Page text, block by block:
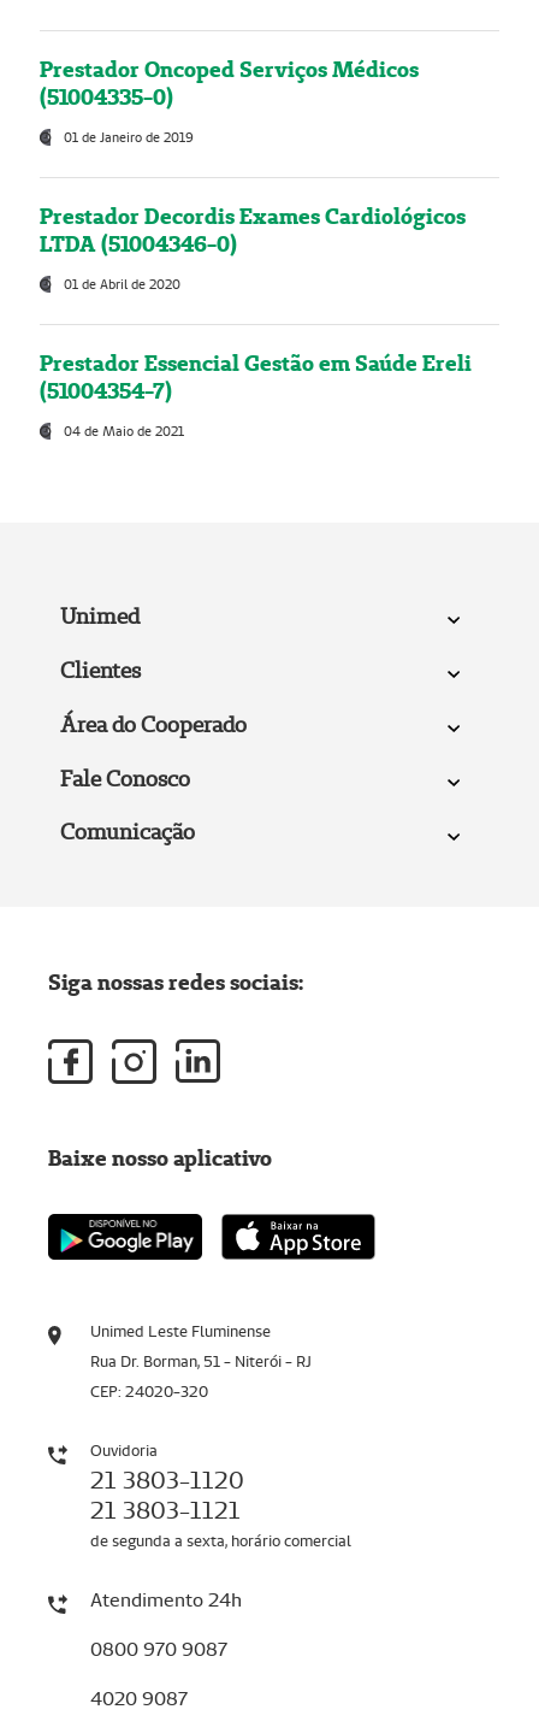
Prestador Oncoped Serviços Médicos
(51004335-0)
01 de Janeiro de 2019
Prestador Decordis Exames Cardiológicos
LTDA (51004346-0)
01 de Abril de 2020
Prestador Essencial Gestão em Saúde Ereli
(51004354-7)
04 de Maio de 2021
Unimed
Clientes
Área do Cooperado
Fale Conosco
Comunicação
Unimed Leste Fluminense
Rua Dr. Borman, 51 - Niterói - RJ
CEP: 24020-320
Ouvidoria
21 3803-1120
21 3803-1121
de segunda a sexta, horário comercial
Atendimento 24h
0800 970 9087
4020 9087
Siga nossas redes sociais:
Baixe nosso aplicativo